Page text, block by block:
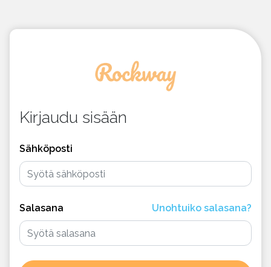
Kirjaudu sisään
Sähköposti
Salasana Unohtuiko salasana?